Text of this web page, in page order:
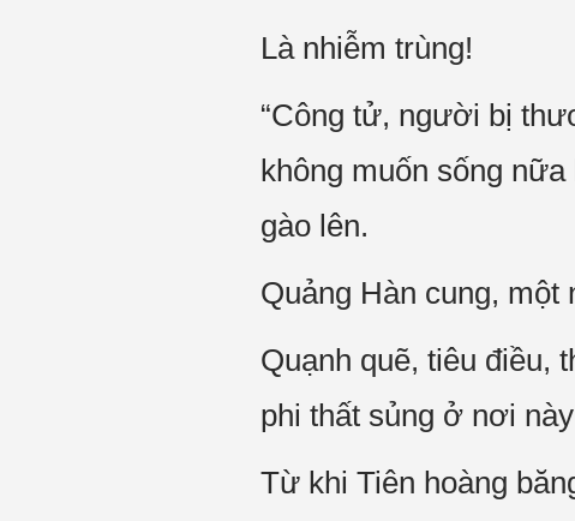
Là nhiễm trùng!
“Công tử, người bị
không muốn sống
gào lên.
Quảng Hàn cung, một
Quạnh quẽ, tiêu điều,
phi thất sủng ở nơi
Từ khi Tiên hoàng